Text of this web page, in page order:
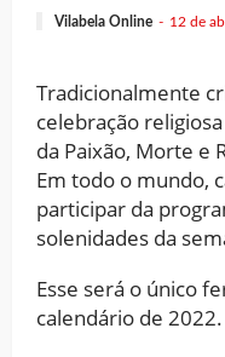
Vilabela Online 12 de
Tradicionalmente
celebração religiosa
da Paixão, Morte e
Em todo o mundo,
participar da
solenidades da
Esse será o único
calendário de 2022.